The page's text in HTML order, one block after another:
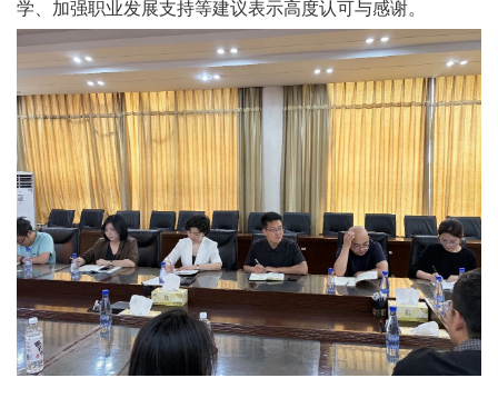
学、加强职业发展支持等建议表示高度认可与感谢。